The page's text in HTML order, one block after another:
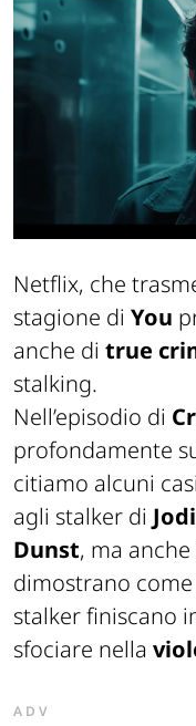
Netflix, che
stagione di You
anche di true
stalking.
Nell’episodio di
profondamente
citiamo alcuni
agli stalker di
Dunst, ma
dimostrano
stalker finiscano
sfociare nella
ADV